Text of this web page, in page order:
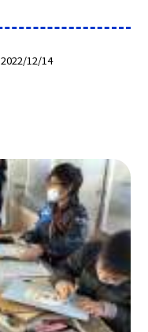
2022/12/14